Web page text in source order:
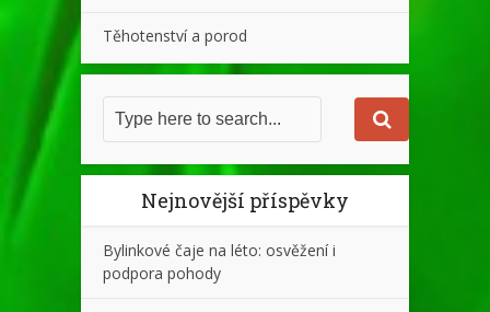
Těhotenství a porod
Nejnovější příspěvky
Bylinkové čaje na léto: osvěžení i
podpora pohody